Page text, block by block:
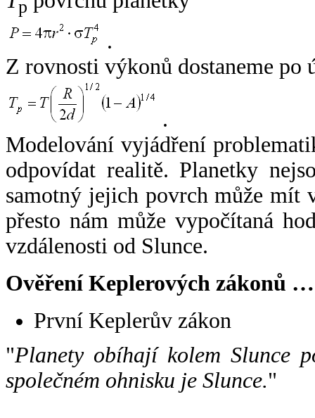
p
.
Z rovnosti výkonů dostaneme po
.
Modelování vyjádření
odpovídat realitě. Planetky
samotný jejich povrch může mít
přesto nám může vypočítaná
vzdálenosti od Slunce.
Ověření Keplerových zákonů …
První Keplerův zákon
"Planety obíhají kolem Slunce
společném ohnisku je Slunce."